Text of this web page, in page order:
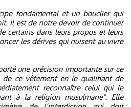
fondamental et un bouclier qui
Il est de notre devoir de continuer
certains dans leurs propos et leurs
les dérives qui nuisent au vivre
une précision importante sur ce
de ce vêtement en le qualifiant de
reconnaître celui qui le
à la religion musulmane". Elle